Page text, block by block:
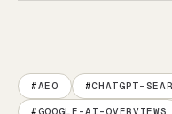
AEO CHATGPT-
GOOGLE-AI-OVERVIEWS